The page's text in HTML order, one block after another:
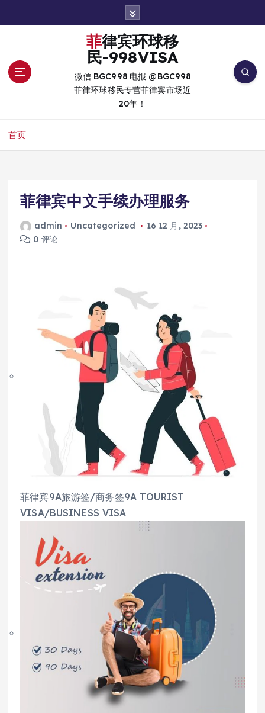
菲律宾环球移
民-998VISA
微信 BGC998 电报 @BGC998
菲律环球移民专营菲律宾市场近
20年！
首页
菲律宾中文手续办理服务
admin Uncategorized
16 12 月, 2023
0 评论
菲律宾9A旅游签/商务签9A TOURIST
VISA/BUSINESS VISA